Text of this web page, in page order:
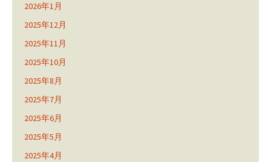
2026年1月
2025年12月
2025年11月
2025年10月
2025年8月
2025年7月
2025年6月
2025年5月
2025年4月